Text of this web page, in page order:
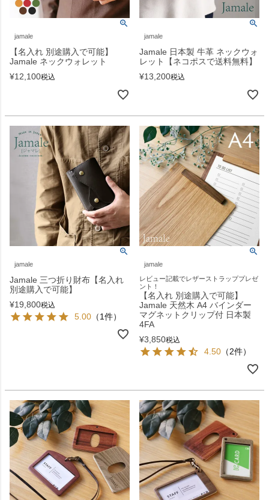
jamale
【名入れ 別途購入で可能】
Jamale ネックウォレット
¥12,100税込
jamale
Jamale 日本製 牛革 ネックウォ
レット【ネコポスで送料無料】
¥13,200税込
jamale
Jamale 三つ折り財布【名入れ
別途購入で可能】
¥19,800税込
5.00 （1件）
jamale
レビュー記載でレザーストラッププレゼ
ント！
【名入れ 別途購入で可能】
Jamale 天然木 A4 バインダー
マグネットクリップ付 日本製
4FA
¥3,850税込
4.50 （2件）